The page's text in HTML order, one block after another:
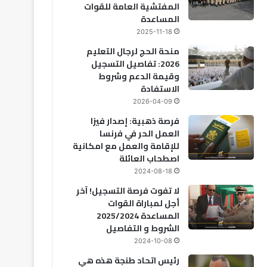
المفتشية العامة للقوات
المساعدة
2025-11-18
منحة الحج لرجال التعليم
2026: تفاصيل التسجيل
وقيمة الدعم وشروط
الاستفادة
2026-04-09
فرصة ذهبية: إصدار فيزا
العمل الحر في فرنسا
للإقامة والعمل مع امكانية
اصطحاب العائلة
2024-08-18
لا تفوت فرصة التسجيل! آخر
أجل لمباراة القوات
المساعدة 2025/2024
الشروط و التفاصيل
2024-10-08
رئيس اتحاد طنجة هذه هي